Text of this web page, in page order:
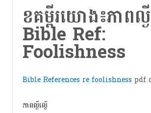
ខគម្ពីរយោង៖ភាពល្
Bible Ref:
Foolishness
Bible References re foolishness pdf
ភាពល្ងីល្ងើ